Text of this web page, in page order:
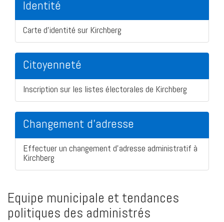
Identité
Carte d'identité sur Kirchberg
Citoyenneté
Inscription sur les listes électorales de Kirchberg
Changement d'adresse
Effectuer un changement d'adresse administratif à
Kirchberg
Equipe municipale et tendances
politiques des administrés